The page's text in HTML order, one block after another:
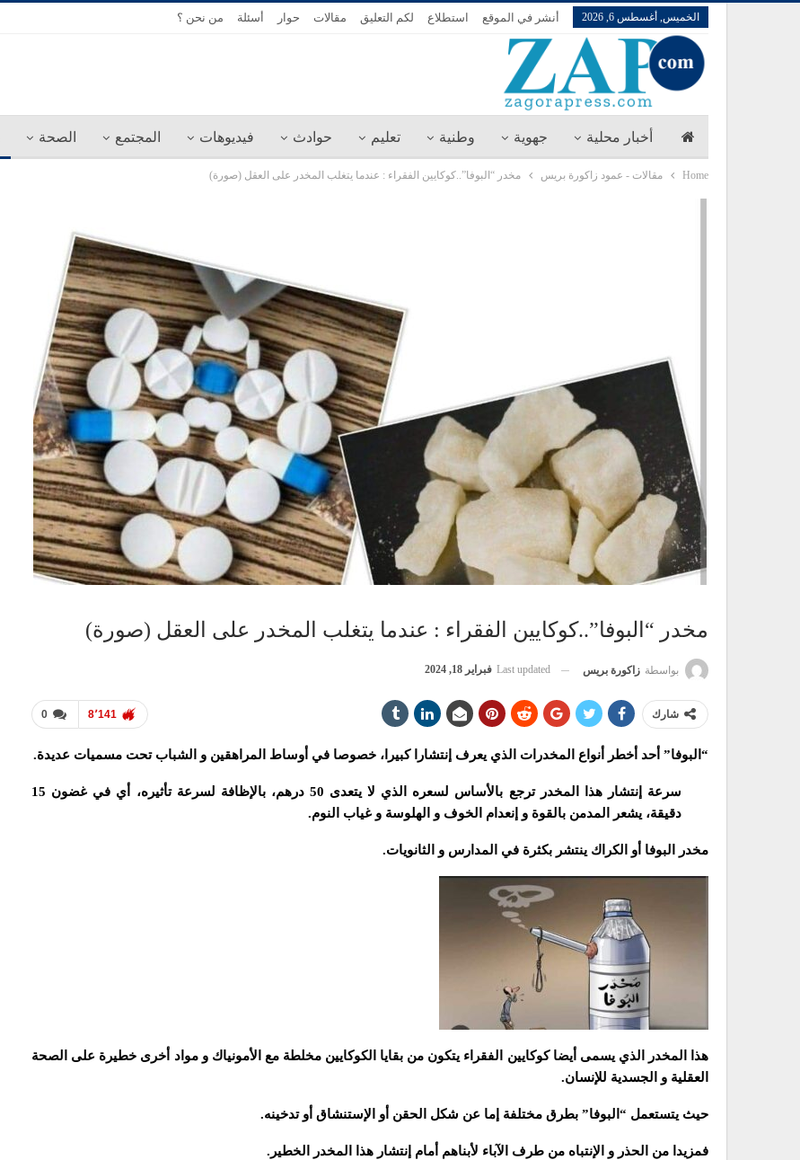
الخميس, أغسطس 6, 2026 أنشر في الموقع استطلاع لكم التعليق مقالات حوار أسئلة من نحن ؟
أخبار محلية جهوية وطنية تعليم حوادث فيديوهات المجتمع الصحة
Home مقالات - عمود زاكورة بريس مخدر “البوفا”..كوكايين الفقراء : عندما يتغلب المخدر على العقل (صورة)
مخدر “البوفا”..كوكايين الفقراء : عندما يتغلب المخدر على العقل (صورة)
بواسطة زاكورة بريس Last updated فبراير 18, 2024
0 8٬141 شارك
“البوفا” أحد أخطر أنواع المخدرات الذي يعرف إنتشارا كبيرا، خصوصا في أوساط المراهقين و الشباب تحت مسميات عديدة.
سرعة إنتشار هذا المخدر ترجع بالأساس لسعره الذي لا يتعدى 50 درهم، بالإظافة لسرعة تأثيره، أي في غضون 15
دقيقة، يشعر المدمن بالقوة و إنعدام الخوف و الهلوسة و غياب النوم.
مخدر البوفا أو الكراك ينتشر بكثرة في المدارس و الثانويات.
هذا المخدر الذي يسمى أيضا كوكايين الفقراء يتكون من بقايا الكوكايين مخلطة مع الأمونياك و مواد أخرى خطيرة على الصحة
العقلية و الجسدية للإنسان.
حيث يتستعمل “البوفا” بطرق مختلفة إما عن شكل الحقن أو الإستنشاق أو تدخينه.
فمزيدا من الحذر و الإنتباه من طرف الآباء لأبناهم أمام إنتشار هذا المخدر الخطير.